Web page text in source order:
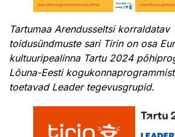
Tartumaa Arendusseltsi korraldatav
toidusündmuste sari Tirin on osa
kultuuripealinna Tartu 2024
Lõuna-Eesti
toetavad Leader tegevusgrupid.